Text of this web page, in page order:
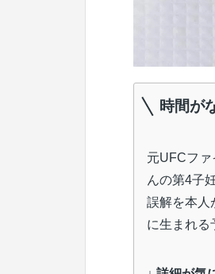
時間が
元UFCファ
んの第4子
誤解を本人
に生まれる